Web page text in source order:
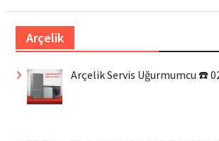
Arçelik
Arçelik Servis Uğurmumcu ☎️